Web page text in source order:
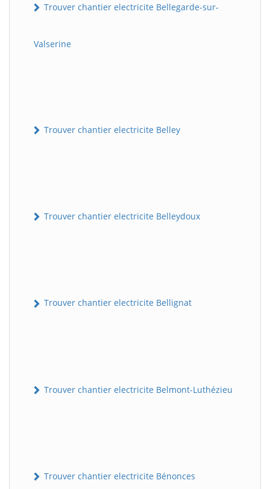
Trouver chantier electricite Bellegarde-sur-
Valserine
Trouver chantier electricite Belley
Trouver chantier electricite Belleydoux
Trouver chantier electricite Bellignat
Trouver chantier electricite Belmont-Luthézieu
Trouver chantier electricite Bénonces